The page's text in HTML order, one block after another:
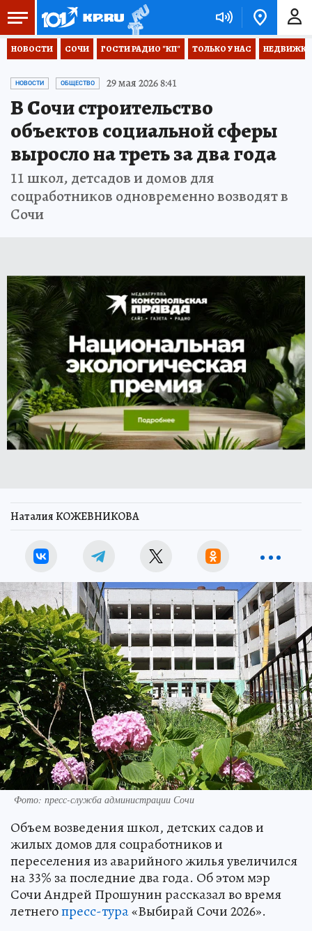
НОВОСТИ СОЧИ ГОСТИ РАДИО "КП" ТОЛЬКО У НАС НЕДВИЖКА
НОВОСТИ ОБЩЕСТВО 29 мая 2026 8:41
В Сочи строительство
объектов социальной сферы
выросло на треть за два года
11 школ, детсадов и домов для
соцработников одновременно возводят в
Сочи
Наталия КОЖЕВНИКОВА
Фото: пресс-служба администрации Сочи
Объем возведения школ, детских садов и
жилых домов для соцработников и
переселения из аварийного жилья увеличился
на 33% за последние два года. Об этом мэр
Сочи Андрей Прошунин рассказал во время
летнегопресс-тура«Выбирай Сочи 2026».